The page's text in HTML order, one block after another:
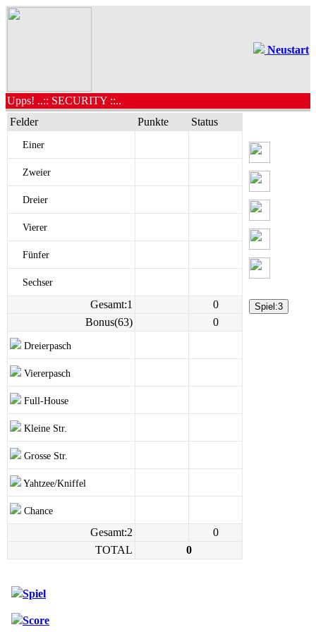
Neustart
Upps! ..:: SECURITY ::..
Felder
Punkte Status
Einer
Zweier
Dreier
Vierer
Fünfer
Sechser
Gesamt:1
0
Bonus(63)
0
Dreierpasch
Viererpasch
Full-House
Kleine Str.
Grosse Str.
Yahtzee/Kniffel
Chance
Gesamt:2
0
TOTAL
0
Spiel
Score